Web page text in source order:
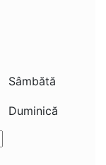
Sâmbătă
Duminică